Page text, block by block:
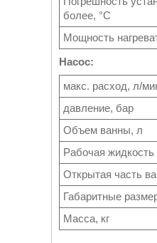
более, °С
Мощность
Насос:
макс. расход, л/
давление, бар
Объем ванны, л
Рабочая жидкость
Открытая часть
Габаритные
Масса, кг